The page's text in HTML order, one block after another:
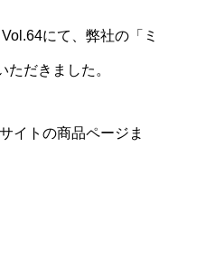
にて、弊社の「ミ
だきました。
イトの商品ページま